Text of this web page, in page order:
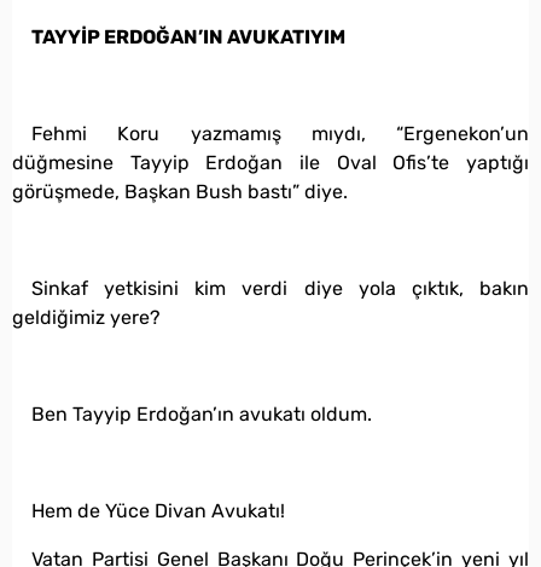
TAYYİP ERDOĞAN’IN AVUKATIYIM
Fehmi Koru yazmamış mıydı, “Ergenekon’un
düğmesine Tayyip Erdoğan ile Oval Ofis’te yaptığı
görüşmede, Başkan Bush bastı” diye.
Sinkaf yetkisini kim verdi diye yola çıktık, bakın
geldiğimiz yere?
Ben Tayyip Erdoğan’ın avukatı oldum.
Hem de Yüce Divan Avukatı!
Vatan Partisi Genel Başkanı Doğu Perinçek’in yeni yıl